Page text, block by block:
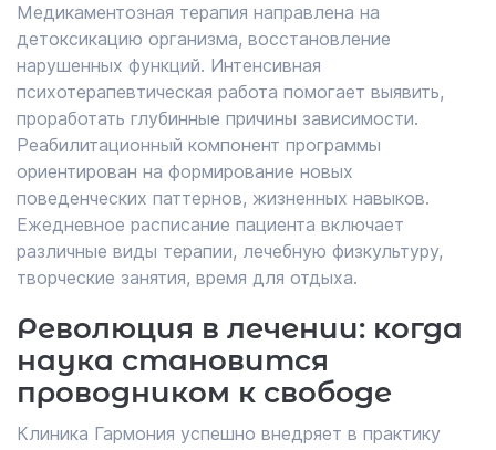
Медикаментозная терапия направлена на
детоксикацию организма, восстановление
нарушенных функций. Интенсивная
психотерапевтическая работа помогает выявить,
проработать глубинные причины зависимости.
Реабилитационный компонент программы
ориентирован на формирование новых
поведенческих паттернов, жизненных навыков.
Ежедневное расписание пациента включает
различные виды терапии, лечебную физкультуру,
творческие занятия, время для отдыха.
Революция в лечении: когда
наука становится
проводником к свободе
Клиника Гармония успешно внедряет в практику